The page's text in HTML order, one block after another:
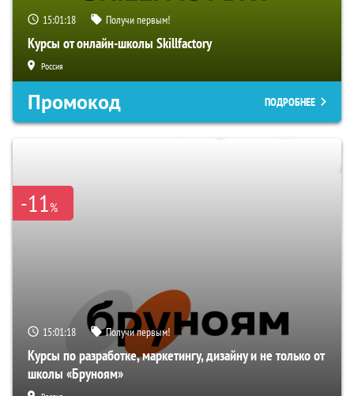
15:01:17 Получи первым!
Курсы от онлайн-школы Skillfactory
Россия
Промокод ПОДРОБНЕЕ
-11%
15:01:17 Получи первым!
Курсы по разработке, маркетингу, дизайну и не только от
школы «Бруноям»